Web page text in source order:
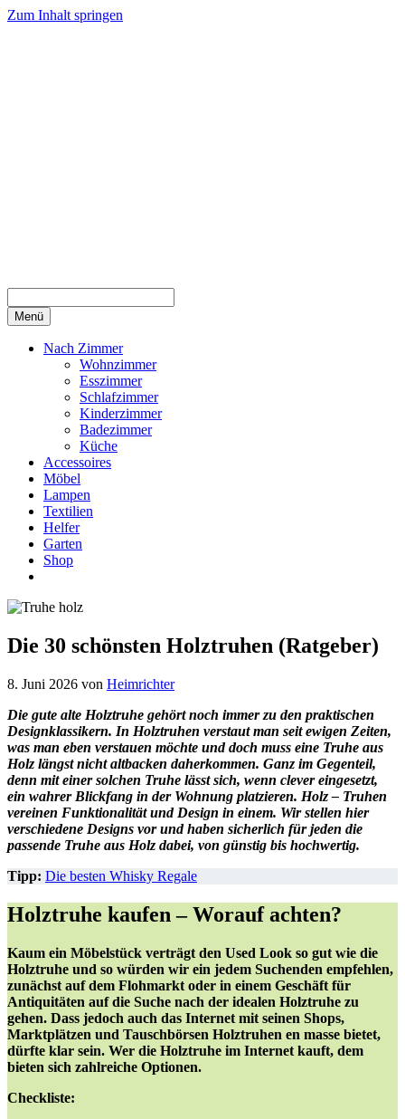
Zum Inhalt springen
Menü
Nach Zimmer
Wohnzimmer
Esszimmer
Schlafzimmer
Kinderzimmer
Badezimmer
Küche
Accessoires
Möbel
Lampen
Textilien
Helfer
Garten
Shop
Die 30 schönsten Holztruhen (Ratgeber)
8. Juni 2026 von Heimrichter
Die gute alte Holztruhe gehört noch immer zu den praktischen
Designklassikern. In Holztruhen verstaut man seit ewigen Zeiten,
was man eben verstauen möchte und doch muss eine Truhe aus
Holz längst nicht altbacken daherkommen. Ganz im Gegenteil,
denn mit einer solchen Truhe lässt sich, wenn clever eingesetzt,
ein wahrer Blickfang in der Wohnung platzieren. Holz – Truhen
vereinen Funktionalität und Design in einem. Wir stellen hier
verschiedene Designs vor und haben sicherlich für jeden die
passende Truhe aus Holz dabei, von günstig bis hochwertig.
Tipp: Die besten Whisky Regale
Holztruhe kaufen – Worauf achten?
Kaum ein Möbelstück verträgt den Used Look so gut wie die
Holztruhe und so würden wir ein jedem Suchenden empfehlen,
zunächst auf dem Flohmarkt oder in einem Geschäft für
Antiquitäten auf die Suche nach der idealen Holztruhe zu
gehen. Dass jedoch auch das Internet mit seinen Shops,
Marktplätzen und Tauschbörsen Holztruhen en masse bietet,
dürfte klar sein. Wer die Holztruhe im Internet kauft, dem
bieten sich zahlreiche Optionen.
Checkliste: